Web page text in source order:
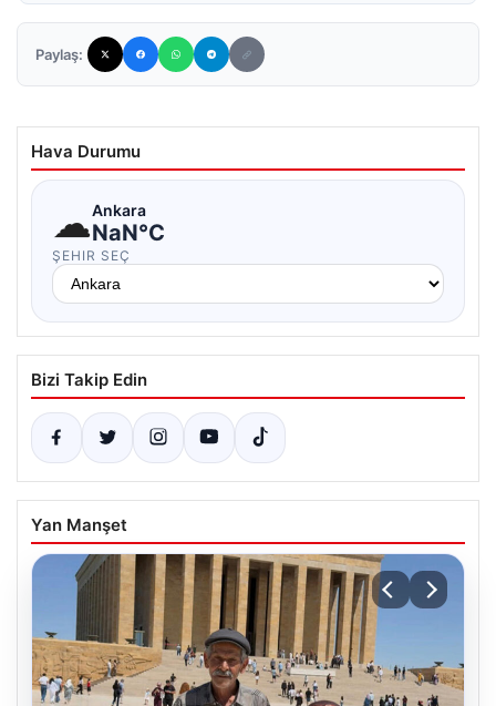
Paylaş:
Hava Durumu
☁Ankara
NaN°C
ŞEHIR SEÇ
Bizi Takip Edin
Yan Manşet